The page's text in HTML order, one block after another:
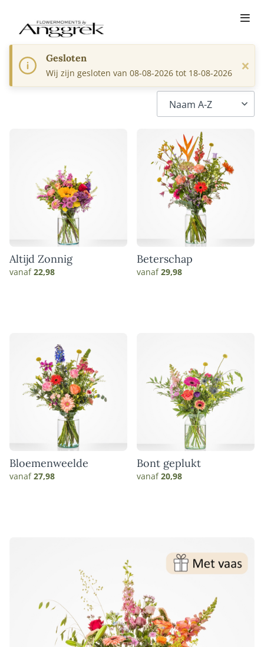
Altijd Zonnig
vanaf22,98
Beterschap
vanaf29,98
Bloemenweelde
vanaf27,98
Bont geplukt
vanaf20,98
Gesloten
Wij zijn gesloten van 08-08-2026 tot 18-08-2026 ×